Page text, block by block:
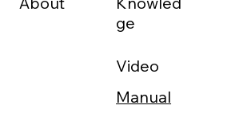
ge
Video
Manual